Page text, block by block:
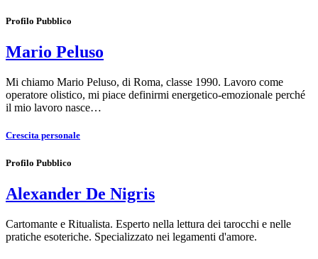
Profilo Pubblico
Mario Peluso
Mi chiamo Mario Peluso, di Roma, classe 1990. Lavoro come
operatore olistico, mi piace definirmi energetico-emozionale perché
il mio lavoro nasce…
Crescita personale
Profilo Pubblico
Alexander De Nigris
Cartomante e Ritualista. Esperto nella lettura dei tarocchi e nelle
pratiche esoteriche. Specializzato nei legamenti d'amore.